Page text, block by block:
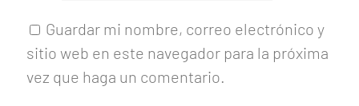
Guardar mi nombre, correo electrónico y
sitio web en este navegador para la próxima
vez que haga un comentario.